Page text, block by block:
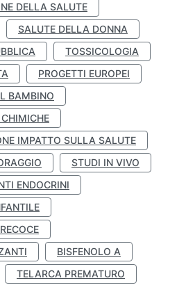
DELLA SALUTE
SALUTE DELLA DONNA
TOSSICOLOGIA
PROGETTI EUROPEI
BAMBINO
IMPATTO SULLA SALUTE
STUDI IN VIVO
ENDOCRINI
BISFENOLO A
TELARCA PREMATURO